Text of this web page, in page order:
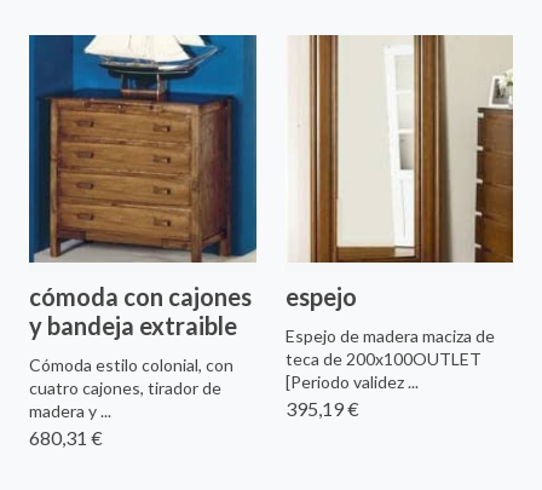
cómoda con cajones
y bandeja extraible
Cómoda estilo colonial, con
cuatro cajones, tirador de
madera y ...
680,31 €
espejo
Espejo de madera maciza de
teca de 200x100OUTLET
[Periodo validez ...
395,19 €